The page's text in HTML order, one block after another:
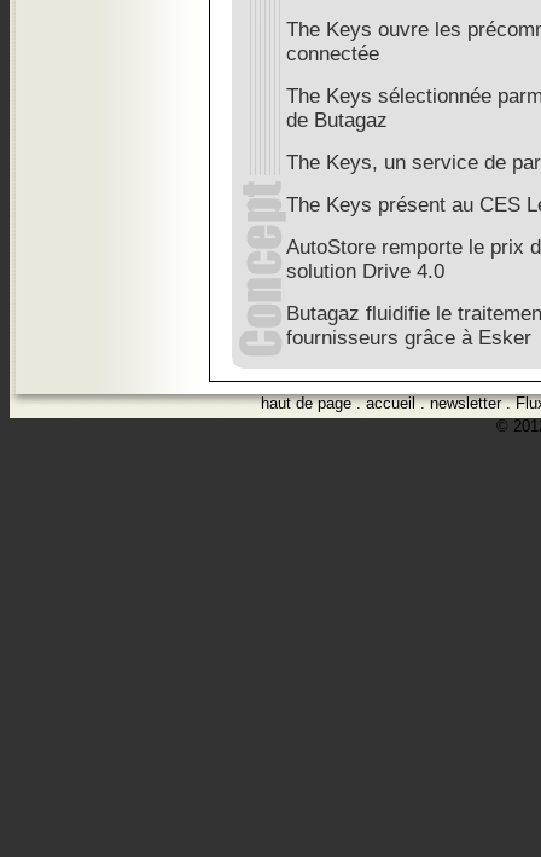
The Keys ouvre les
connectée
The Keys sélectionnée
de Butagaz
The Keys, un service de
The Keys présent au CES
AutoStore remporte le prix
solution Drive 4.0
Butagaz fluidifie le
fournisseurs grâce à Esker
haut de page.accueil.newsletter.
©